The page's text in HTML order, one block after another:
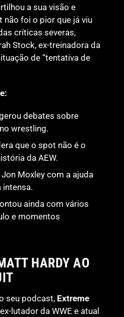
a sua visão e
não foi o pior que já viu
críticas severas,
Stock, ex-treinadora da
de “tentativa de
debates sobre
wrestling.
que o spot não é o
da AEW.
Moxley com a ajuda
intensa.
ainda com vários
e momentos
HARDY AO
seu podcast, Extreme
lutador da WWE e atual